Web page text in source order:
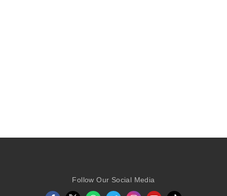
Follow Our Social Media